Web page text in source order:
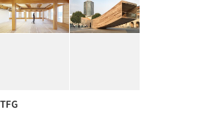
TFG